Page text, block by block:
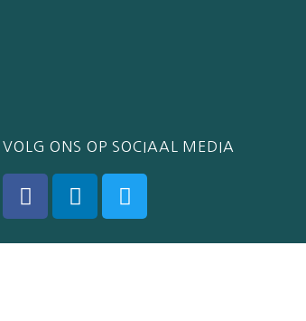
VOLG ONS OP SOCIAAL MEDIA